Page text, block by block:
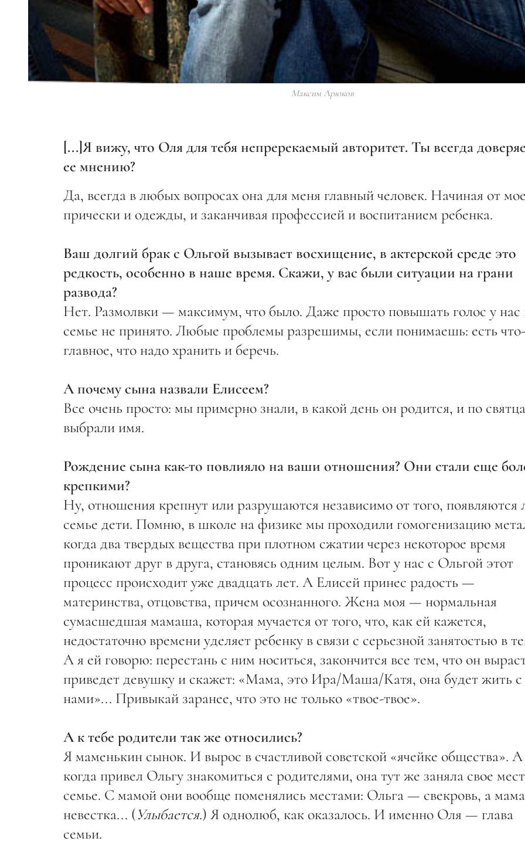
Максим Арюков
[...]Я вижу, что Оля для тебя непререкаемый авторитет. Ты всегда
ее мнению?
Да, всегда в любых вопросах она для меня главный человек. Начиная от
прически и одежды, и заканчивая профессией и воспитанием ребенка.
Ваш долгий брак с Ольгой вызывает восхищение, в актерской среде это
редкость, особенно в наше время. Скажи, у вас были ситуации на грани
развода?
Нет. Размолвки — максимум, что было. Даже просто повышать голос у нас
семье не принято. Любые проблемы разрешимы, если понимаешь: есть
главное, что надо хранить и беречь.
А почему сына назвали Елисеем?
Все очень просто: мы примерно знали, в какой день он родится, и по
выбрали имя.
Рождение сына как-то повлияло на ваши отношения? Они стали еще
крепкими?
Ну, отношения крепнут или разрушаются независимо от того, появляются
семье дети. Помню, в школе на физике мы проходили гомогенизацию
когда два твердых вещества при плотном сжатии через некоторое время
проникают друг в друга, становясь одним целым. Вот у нас с Ольгой этот
процесс происходит уже двадцать лет. А Елисей принес радость —
материнства, отцовства, причем осознанного. Жена моя — нормальная
сумасшедшая мамаша, которая мучается от того, что, как ей кажется,
недостаточно времени уделяет ребенку в связи с серьезной занятостью в
А я ей говорю: перестань с ним носиться, закончится все тем, что он
приведет девушку и скажет: «Мама, это Ира/Маша/Катя, она будет жить с
нами»... Привыкай заранее, что это не только «твое-твое».
А к тебе родители так же относились?
Я маменькин сынок. И вырос в счастливой советской «ячейке общества». А
когда привел Ольгу знакомиться с родителями, она тут же заняла свое
семье. С мамой они вообще поменялись местами: Ольга — свекровь, а
невестка... (Улыбается.) Я однолюб, как оказалось. И именно Оля — глава
семьи.